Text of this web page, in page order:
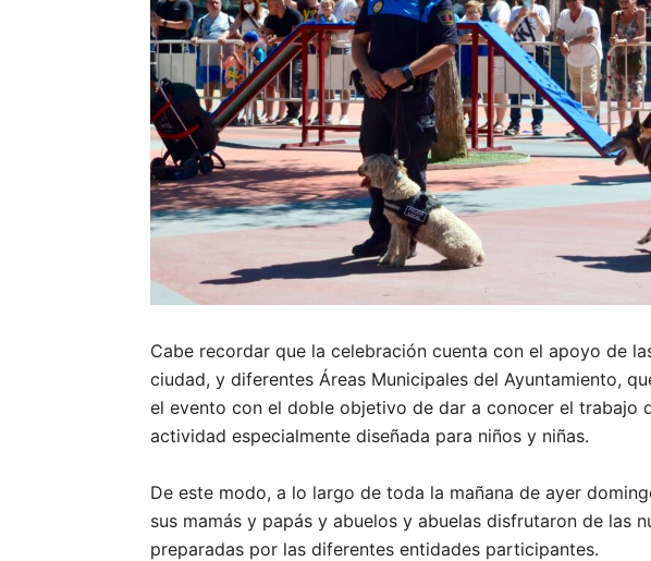
Cabe recordar que la celebración cuenta con el apoyo de
ciudad, y diferentes Áreas Municipales del Ayuntamiento,
el evento con el doble objetivo de dar a conocer el trabajo
actividad especialmente diseñada para niños y niñas.
De este modo, a lo largo de toda la mañana de ayer
sus mamás y papás y abuelos y abuelas disfrutaron de las
preparadas por las diferentes entidades participantes.